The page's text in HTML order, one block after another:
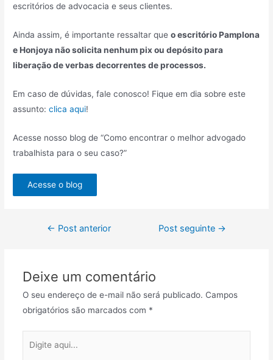
escritórios de advocacia e seus clientes.
Ainda assim, é importante ressaltar queo escritório Pamplona
e Honjoya não solicita nenhum pix ou depósito para
liberação de verbas decorrentes de processos.
Em caso de dúvidas, fale conosco! Fique em dia sobre este
assunto:clica aqui!
Acesse nosso blog de “Como encontrar o melhor advogado
trabalhista para o seu caso?”
Acesse o blog
← Post anterior Post seguinte →
Deixe um comentário
O seu endereço de e-mail não será publicado. Campos
obrigatórios são marcados com *